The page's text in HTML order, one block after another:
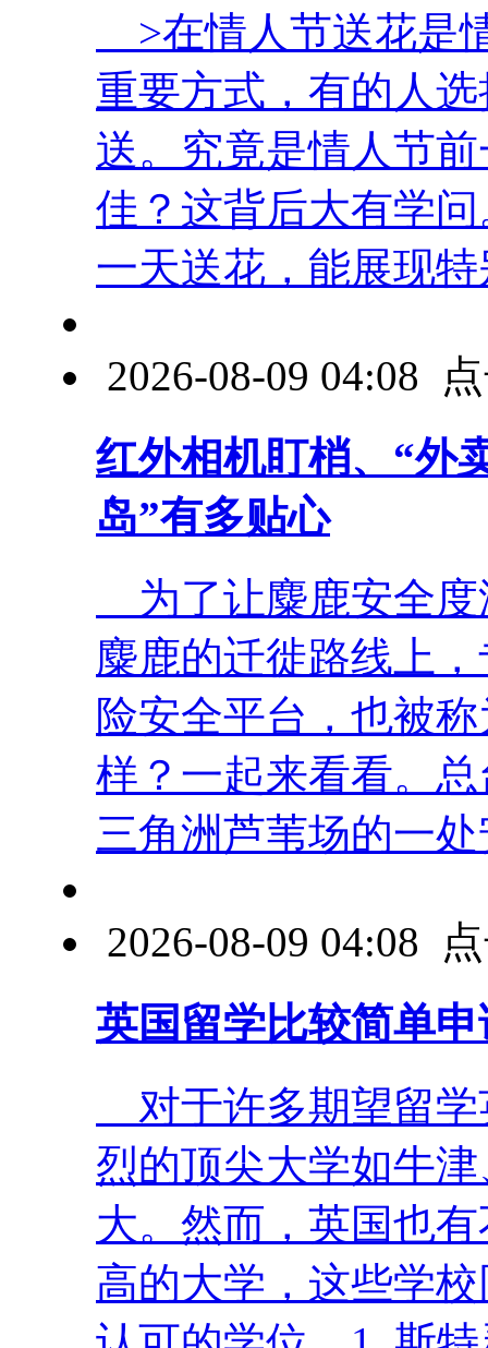
>在情人节送花是
重要方式，有的人
送。究竟是情人节
佳？这背后大有学
一天送花，能展现
2026-08-09 04:08
红外相机盯梢、“外
岛”有多贴心
为了让麋鹿安全度
麋鹿的迁徙路线上
险安全平台，也被
样？一起来看看。
三角洲芦苇场的一
2026-08-09 04:08
英国留学比较简单
对于许多期望留学
烈的顶尖大学如牛
大。然而，英国也
高的大学，这些学